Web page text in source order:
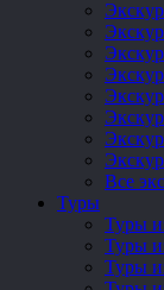
Все
Туры
Туры
Туры
Туры